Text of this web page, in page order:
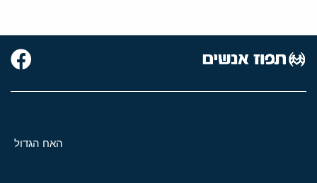
האח הגדול